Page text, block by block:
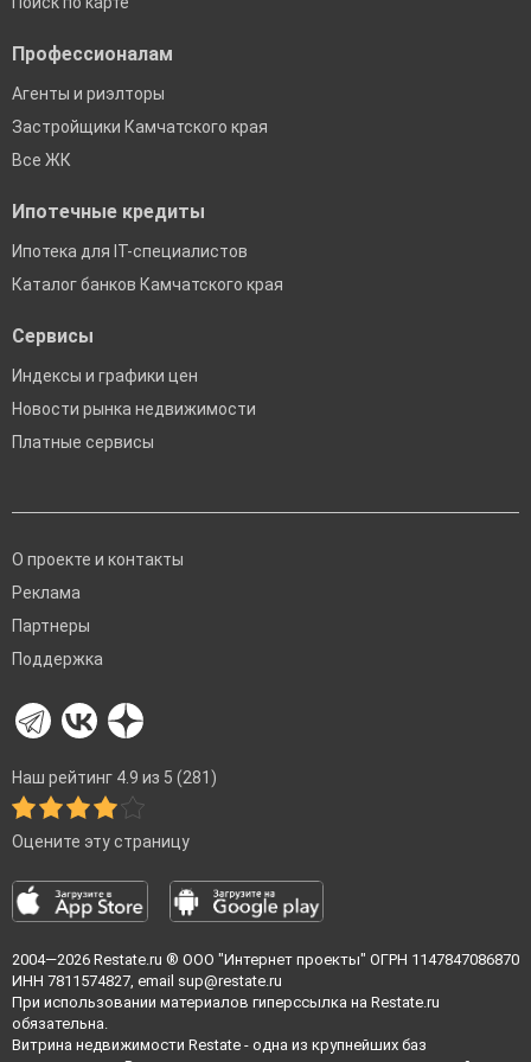
Профессионалам
Агенты и риэлторы
Застройщики Камчатского края
Все ЖК
Ипотечные кредиты
Ипотека для IT-специалистов
Каталог банков Камчатского края
Сервисы
Индексы и графики цен
Новости рынка недвижимости
Платные сервисы
О проекте и контакты
Реклама
Партнеры
Поддержка
Наш рейтинг 4.9 из 5 (281)
Оцените эту страницу
2004—2026 Restate.ru ® ООО "Интернет проекты" ОГРН 1147847086870
ИНН 7811574827, email sup@restate.ru
При использовании материалов гиперссылка на Restate.ru
обязательна.
Витрина недвижимости Restate - одна из крупнейших баз